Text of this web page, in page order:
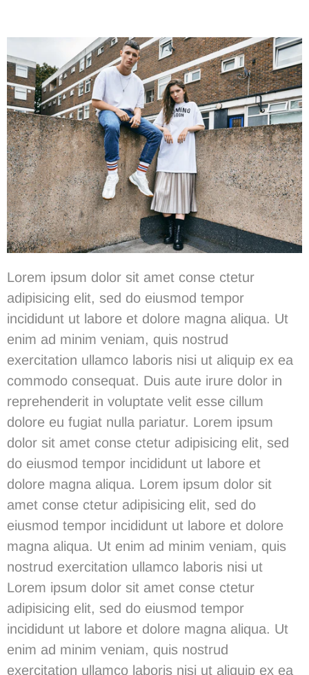
Lorem ipsum dolor sit amet conse ctetur
adipisicing elit, sed do eiusmod tempor
incididunt ut labore et dolore magna aliqua. Ut
enim ad minim veniam, quis nostrud
exercitation ullamco laboris nisi ut aliquip ex ea
commodo consequat. Duis aute irure dolor in
reprehenderit in voluptate velit esse cillum
dolore eu fugiat nulla pariatur. Lorem ipsum
dolor sit amet conse ctetur adipisicing elit, sed
do eiusmod tempor incididunt ut labore et
dolore magna aliqua. Lorem ipsum dolor sit
amet conse ctetur adipisicing elit, sed do
eiusmod tempor incididunt ut labore et dolore
magna aliqua. Ut enim ad minim veniam, quis
nostrud exercitation ullamco laboris nisi ut
Lorem ipsum dolor sit amet conse ctetur
adipisicing elit, sed do eiusmod tempor
incididunt ut labore et dolore magna aliqua. Ut
enim ad minim veniam, quis nostrud
exercitation ullamco laboris nisi ut aliquip ex ea